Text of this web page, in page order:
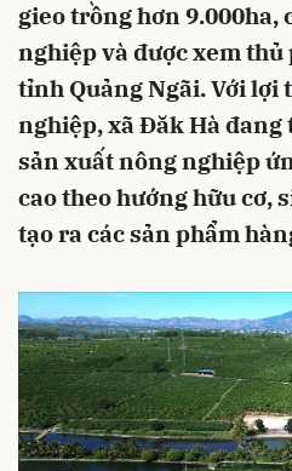
gieo trồng hơn 9.000ha,
nghiệp và được xem thủ
tỉnh Quảng Ngãi. Với lợi
nghiệp, xã Đăk Hà
sản xuất nông nghiệp
cao theo hướng hữu cơ,
tạo ra các sản phẩm